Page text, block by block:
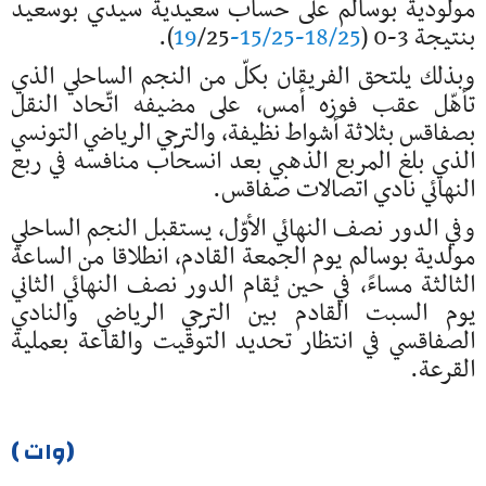
مولودية بوسالم على حساب سعيدية سيدي بوسعيد
بنتيجة 3-0 ( 18/25-15/25-19
/25).
وبذلك يلتحق الفريقان بكلّ من النجم الساحلي الذي
تأهّل عقب فوزه أمس، على مضيفه اتّحاد النقل
بصفاقس بثلاثة أشواط نظيفة، والترجي الرياضي التونسي
الذي بلغ المربع الذهبي بعد انسحاب منافسه في ربع
النهائي نادي اتصالات صفاقس.
وفي الدور نصف النهائي الأوّل، يستقبل النجم الساحلي
مولدية بوسالم يوم الجمعة القادم، انطلاقا من الساعة
الثالثة مساءً، في حين يُقام الدور نصف النهائي الثاني
يوم السبت القادم بين الترجي الرياضي والنادي
الصفاقسي في انتظار تحديد التوقيت والقاعة بعملية
القرعة.
(وات )